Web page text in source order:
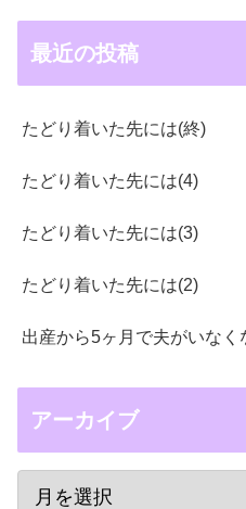
最近の投稿
たどり着いた先には(終)
たどり着いた先には(4)
たどり着いた先には(3)
たどり着いた先には(2)
出産から5ヶ月で夫がいなく
アーカイブ